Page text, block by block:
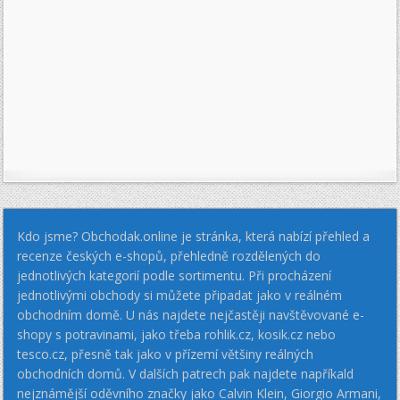
Kdo jsme? Obchodak.online je stránka, která nabízí přehled a
recenze českých e-shopů, přehledně rozdělených do
jednotlivých kategorií podle sortimentu. Při procházení
jednotlivými obchody si můžete připadat jako v reálném
obchodním domě. U nás najdete nejčastěji navštěvované e-
shopy s potravinami, jako třeba rohlik.cz, kosik.cz nebo
tesco.cz, přesně tak jako v přízemí většiny reálných
obchodních domů. V dalších patrech pak najdete napříkald
nejznámější oděvního značky jako Calvin Klein, Giorgio Armani,